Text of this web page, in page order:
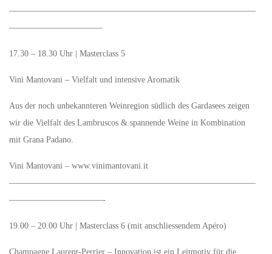
—————————————————————————————
———————————
17.30 – 18.30 Uhr | Masterclass 5
Vini Mantovani – Vielfalt und intensive Aromatik
Aus der noch unbekannteren Weinregion südlich des Gardasees zeigen
wir die Vielfalt des Lambruscos & spannende Weine in Kombination
mit Grana Padano.
Vini Mantovani – www.vinimantovani.it
—————————————————————————————
———————————-
19.00 – 20.00 Uhr | Masterclass 6 (mit anschliessendem Apéro)
Champagne Laurent-Perrier – Innovation ist ein Leitmotiv für die